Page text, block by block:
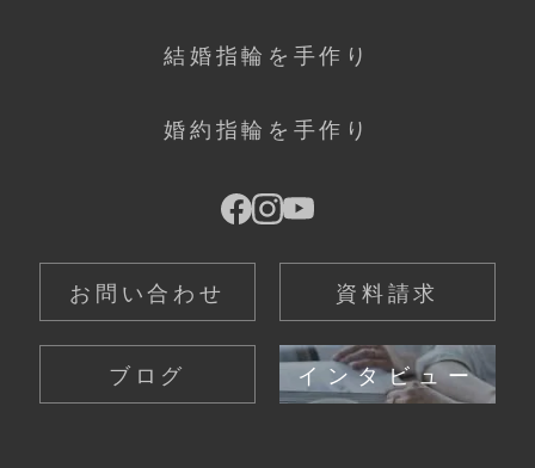
結婚指輪を手作り
婚約指輪を手作り
お問い合わせ 資料請求
ブログ インタビュー